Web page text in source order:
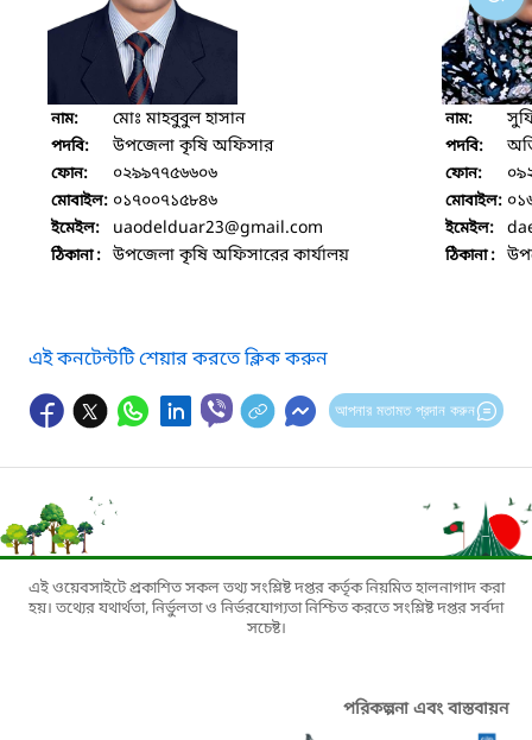
নাম: মোঃ মাহবুবুল হাসান
পদবি: উপজেলা কৃষি অফিসার
ফোন: ০২৯৯৭৭৫৬৬০৬
মোবাইল: ০১৭০০৭১৫৮৪৬
ইমেইল: uaodelduar23@gmail.com
ঠিকানা : উপজেলা কৃষি অফিসারের কার্যালয়
নাম:
পদবি:
ফোন:
মোবাইল:
ইমেইল:
ঠিকানা :
এই কনটেন্টটি শেয়ার করতে ক্লিক করুন
আপনার মতামত প্রদান করুন
এই ওয়েবসাইটে প্রকাশিত সকল তথ্য সংশ্লিষ্ট দপ্তর কর্তৃক নিয়মিত হালনাগাদ করা
হয়। তথ্যের যথার্থতা, নির্ভুলতা ও নির্ভরযোগ্যতা নিশ্চিত করতে সংশ্লিষ্ট দপ্তর সর্বদা
সচেষ্ট।
পরিকল্পনা এবং বাস্তবায়ন